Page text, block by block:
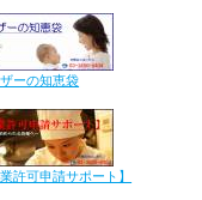
ーの知恵袋
許可申請サポート】